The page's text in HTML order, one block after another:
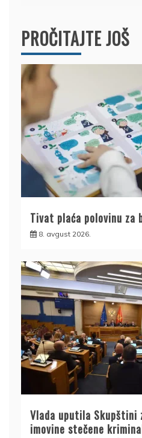
PROČITAJTE JOŠ
Tivat plaća polovinu za
8. avgust 2026.
Vlada uputila Skupštini
imovine stečene